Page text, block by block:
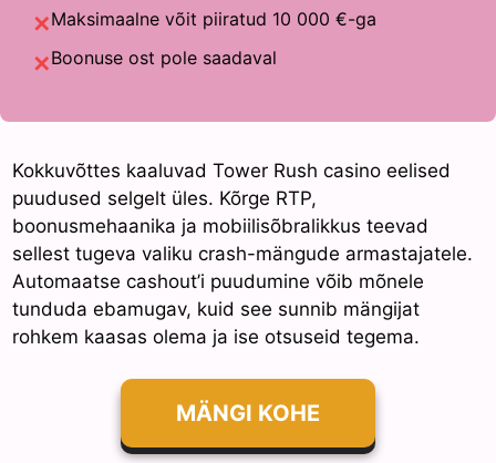
✕Maksimaalne võit piiratud 10 000 €-ga
✕Boonuse ost pole saadaval
Kokkuvõttes kaaluvad Tower Rush casino eelised
puudused selgelt üles. Kõrge RTP,
boonusmehaanika ja mobiilisõbralikkus teevad
sellest tugeva valiku crash-mängude armastajatele.
Automaatse cashout’i puudumine võib mõnele
tunduda ebamugav, kuid see sunnib mängijat
rohkem kaasas olema ja ise otsuseid tegema.
MÄNGI KOHE